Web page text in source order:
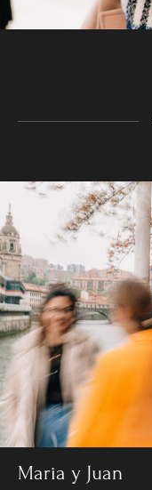
Maria y Juan